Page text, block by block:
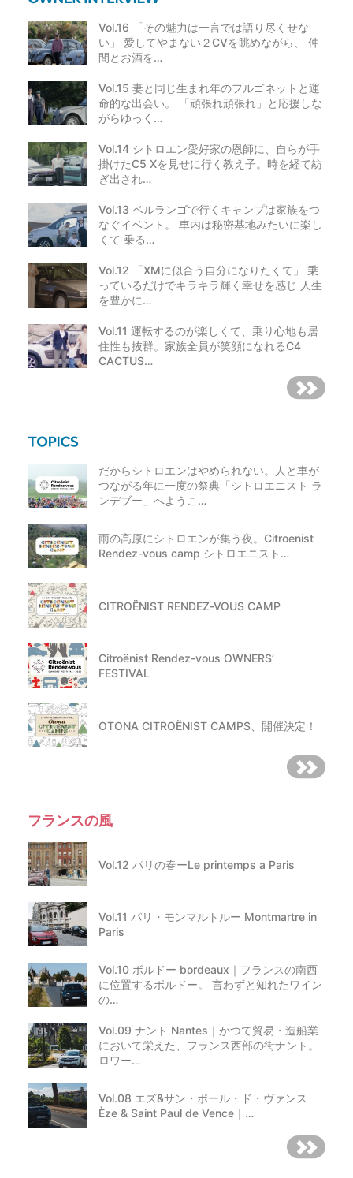
Vol.16 「その魅力は一言では語り尽くせな
い」 愛してやまない２CVを眺めながら、 仲
間とお酒を…
Vol.15 妻と同じ生まれ年のフルゴネットと運
命的な出会い。 「頑張れ頑張れ」と応援しな
がらゆっく…
Vol.14 シトロエン愛好家の恩師に、自らが手
掛けたC5 Xを見せに行く教え子。時を経て紡
ぎ出され…
Vol.13 ベルランゴで行くキャンプは家族をつ
なぐイベント。 車内は秘密基地みたいに楽し
くて 乗る…
Vol.12 「XMに似合う自分になりたくて」 乗
っているだけでキラキラ輝く幸せを感じ 人生
を豊かに…
Vol.11 運転するのが楽しくて、乗り心地も居
住性も抜群。家族全員が笑顔になれるC4
CACTUS…
だからシトロエンはやめられない。人と車が
つながる年に一度の祭典「シトロエニスト ラ
ンデブー」へようこ…
雨の高原にシトロエンが集う夜。Citroenist
Rendez-vous camp シトロエニスト…
CITROËNIST RENDEZ-VOUS CAMP
Citroënist Rendez-vous OWNERS’
FESTIVAL
OTONA CITROËNIST CAMPS、開催決定！
フランスの風
Vol.12 パリの春ーLe printemps a Paris
Vol.11 パリ・モンマルトルー Montmartre in
Paris
Vol.10 ボルドー bordeaux｜フランスの南西
に位置するボルドー。 言わずと知れたワイン
の…
Vol.09 ナント Nantes｜かつて貿易・造船業
において栄えた、フランス西部の街ナント。
ロワー…
Vol.08 エズ&サン・ポール・ド・ヴァンス
Èze & Saint Paul de Vence｜…